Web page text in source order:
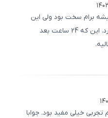
برام سخت بود ولی این
آزمون خیلی کمک کرد. این که 24 ساعت بعد
تجربی خیلی مفید بود. جوابا